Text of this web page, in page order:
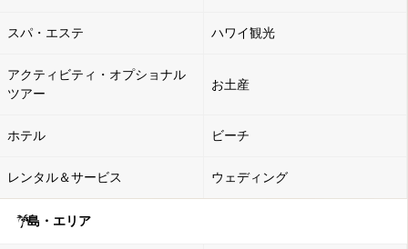
スパ・エステ ハワイ観光
アクティビティ・オプショナル
ツアー
お土産
ホテル ビーチ
レンタル＆サービス ウェディング
島・エリア